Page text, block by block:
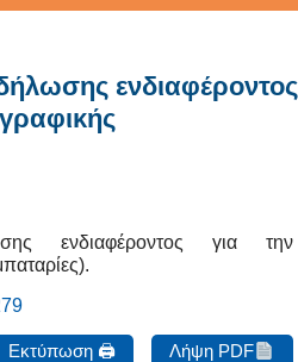
ενδιαφέροντος
ενδιαφέροντος για την
Εκτύπωση 🖨 Λήψη PDF